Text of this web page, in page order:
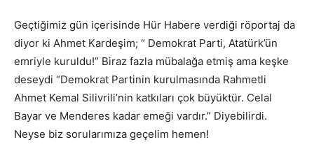
Geçtiğimiz gün içerisinde Hür Habere verdiği röportaj da
diyor ki Ahmet Kardeşim; “ Demokrat Parti, Atatürk’ün
emriyle kuruldu!” Biraz fazla mübalağa etmiş ama keşke
deseydi “Demokrat Partinin kurulmasında Rahmetli
Ahmet Kemal Silivrili’nin katkıları çok büyüktür. Celal
Bayar ve Menderes kadar emeği vardır.” Diyebilirdi.
Neyse biz sorularımıza geçelim hemen!